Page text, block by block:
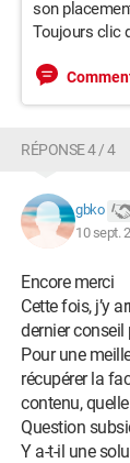
son
Toujours clic
RÉPONSE 4 / 4
gbko
10 sept.
Encore merci
Cette fois, j’y
dernier conseil
Pour une
récupérer la
contenu,
Question
Y a-t-il une